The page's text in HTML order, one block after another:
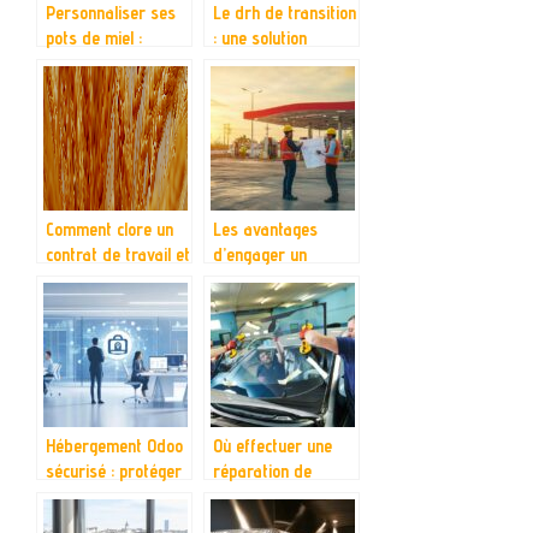
Personnaliser ses
pots de miel :
etiquettes DIY pour
une touche unique
Le drh de transition
: une solution
innovante pour les
entreprises en
mutation
Comment clore un
contrat de travail et
dire adieu a un
salarie de maniere
professionnelle
Les avantages
d’engager un
installateur de
station-service
pour optimiser
votre logistique
Hébergement Odoo
sécurisé : protéger
vos données et
votre ERP
Où effectuer une
réparation de
pare-brise à Laval
sans rendez-vous